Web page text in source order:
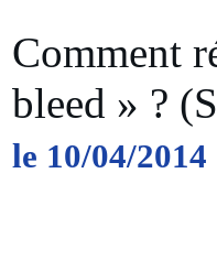
Comment
bleed » ?
le 10/04/2014